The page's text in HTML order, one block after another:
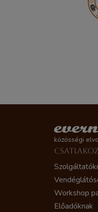
közösségi
Workshop
Előadóknak